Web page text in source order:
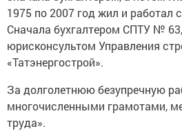
1975 по 2007 год жил и работал
Сначала бухгалтером СПТУ №
юрисконсультом Управления
«Татэнергострой».
За долголетнюю безупречную
многочисленными грамотами,
труда».